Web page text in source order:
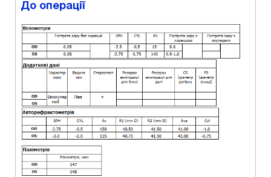
До операції